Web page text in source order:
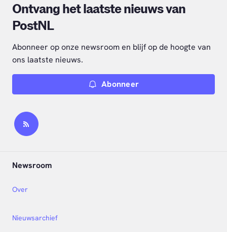
Ontvang het laatste nieuws van
PostNL
Abonneer op onze newsroom en blijf op de hoogte van
ons laatste nieuws.
Abonneer
Newsroom
Nieuwsarchief
Over